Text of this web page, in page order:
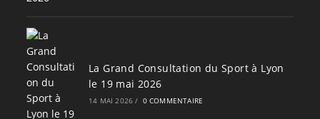
La Grand Consultation du Sport à Lyon
le 19 mai 2026
14 MAI 2026 / 0 COMMENTAIRE